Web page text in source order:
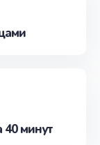
40 минут